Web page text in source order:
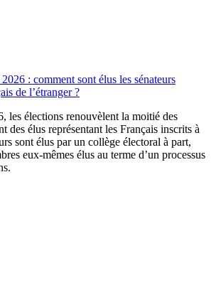
: comment sont élus les sénateurs
de l’étranger ?
les élections renouvèlent la moitié des
des élus représentant les Français inscrits à
sont élus par un collège électoral à part,
eux-mêmes élus au terme d’un processus